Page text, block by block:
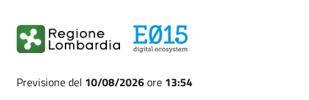
Previsione del 10/08/2026ore 13:54